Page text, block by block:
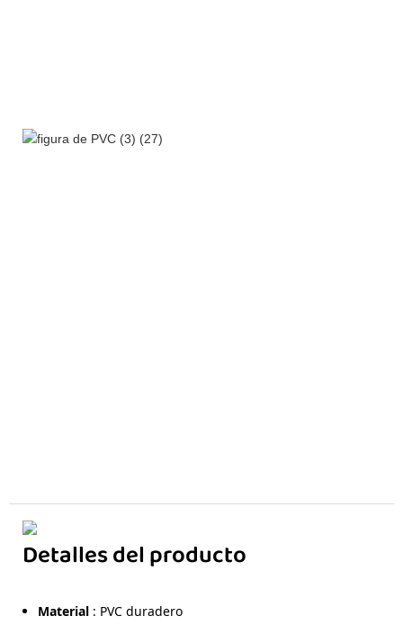
Detalles del producto
Material: PVC duradero